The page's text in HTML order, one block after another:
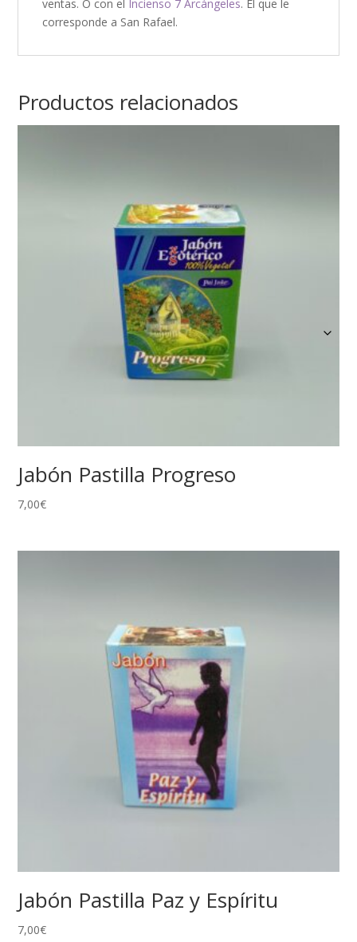
ventas. O con el Incienso 7 Arcángeles. El que le
corresponde a San Rafael.
Productos relacionados
Jabón Pastilla Progreso
7,00€
Jabón Pastilla Paz y Espíritu
7,00€